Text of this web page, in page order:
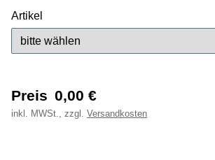
Artikel
Preis 0,00 €
inkl. MWSt., zzgl. Versandkosten